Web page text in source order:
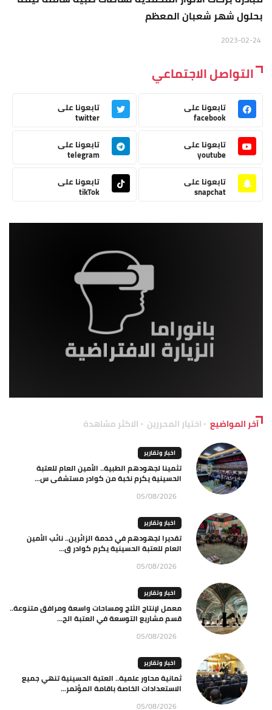
بحلول شهر شعبان المعظم
التواصل الاجتماعي
تابعونا على
facebook
تابعونا على
twitter
تابعونا على
youtube
تابعونا على
telegram
تابعونا على
snapchat
تابعونا على
tikTok
آخر المواضيع اختيار المحررين الاكثر مشاهدة
اخبار وتقارير
تثمينا لجهودهم الطبية.. الأمين العام للعتبة
الحسينية يكرم نخبة من كوادر مستشفى س...
05/08/2026
اخبار وتقارير
تقديرا لجهودهم في خدمة الزائرين.. نائب الأمين
العام للعتبة الحسينية يكرم كوادر ق...
05/08/2026
اخبار وتقارير
معمل لإنتاج الثلج ومساحات واسعة ومرافق متنوعة..
قسم مشاريع التوسعة في العتبة الح...
05/08/2026
اخبار وتقارير
ثمانية محاور علمية.. العتبة الحسينية تنهي جميع
الاستعدادات الخاصة باقامة المؤتمر...
05/08/2026